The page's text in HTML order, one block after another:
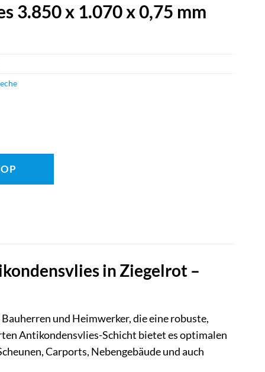
3.850 x 1.070 x 0,75 mm
in Ziegelrot –
und Heimwerker, die eine robuste,
Antikondensvlies-Schicht bietet es optimalen
Carports, Nebengebäude und auch